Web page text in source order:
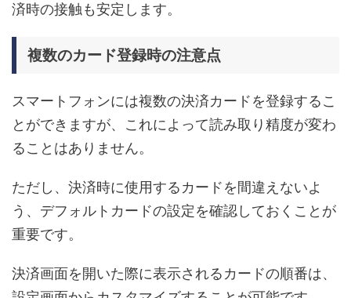
済時の接触も安定します。
複数のカード登録時の注意点
スマートフォンには複数の決済カードを登録するこ
とができますが、これによって読み取り精度が変わ
ることはありません。
ただし、決済時に使用するカードを間違えないよ
う、デフォルトカードの設定を確認しておくことが
重要です。
決済画面を開いた際に表示されるカードの順番は、